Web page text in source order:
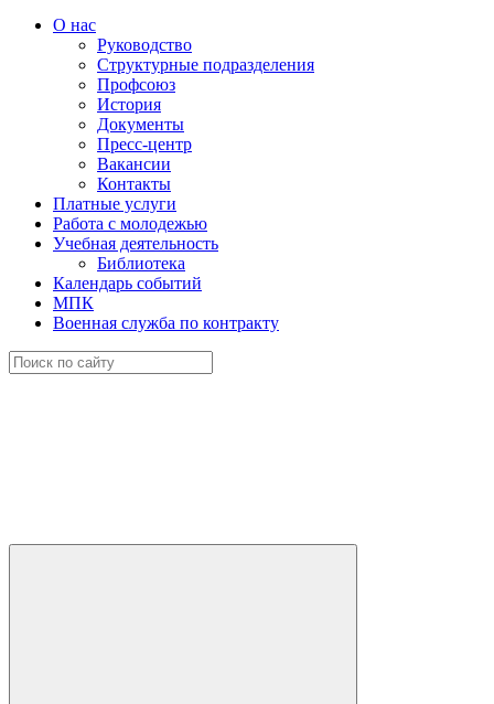
О нас
Руководство
Структурные подразделения
Профсоюз
История
Документы
Пресс-центр
Вакансии
Контакты
Платные услуги
Работа с молодежью
Учебная деятельность
Библиотека
Календарь событий
МПК
Военная служба по контракту